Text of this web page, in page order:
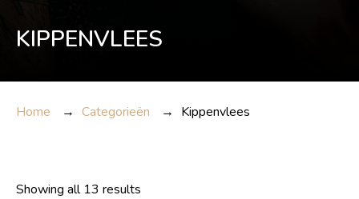
KIPPENVLEES
Home → Categorieën → Kippenvlees
Showing all 13 results